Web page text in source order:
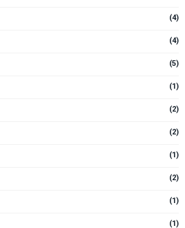
(4)
(4)
(5)
(1)
(2)
(2)
(1)
(2)
(1)
(1)